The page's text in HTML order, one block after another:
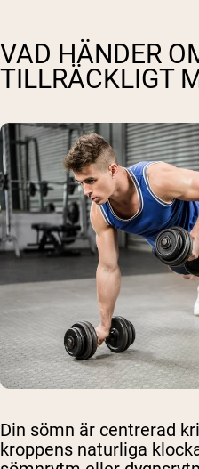
VAD HÄNDER
TILLRÄCKLIGT
Din sömn är centrerad
kroppens naturliga